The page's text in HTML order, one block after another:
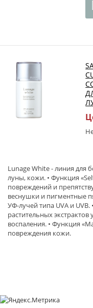
Lunage White - линия для
луны, кожи. • Функция
повреждений и
веснушки и пигментные
УФ-лучей типа UVA и
растительных экстрактов
воспаления. • Функция
повреждения кожи.